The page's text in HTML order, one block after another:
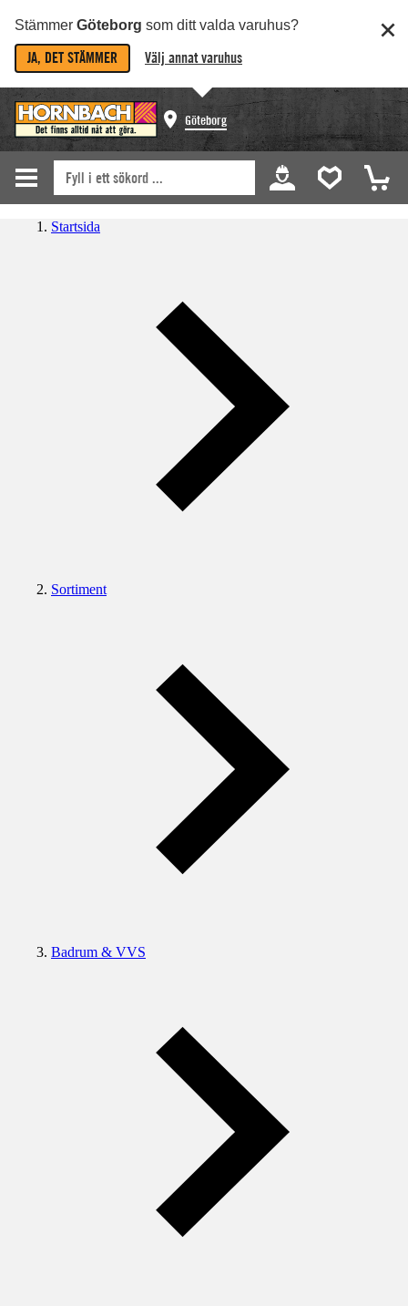
Stämmer Göteborg som ditt valda varuhus?
JA, DET STÄMMER Välj annat varuhus
Göteborg
Startsida
Sortiment
Badrum & VVS